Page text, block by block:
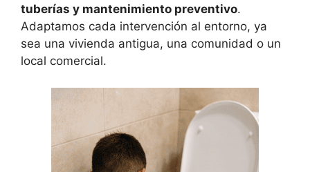
tuberías y mantenimiento preventivo.
Adaptamos cada intervención al entorno, ya
sea una vivienda antigua, una comunidad o un
local comercial.